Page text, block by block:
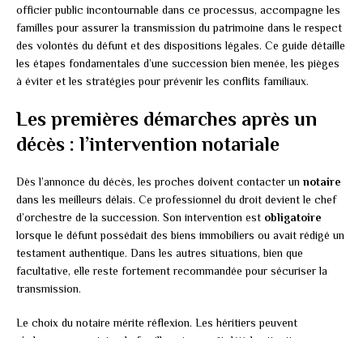
officier public incontournable dans ce processus, accompagne les
familles pour assurer la transmission du patrimoine dans le respect
des volontés du défunt et des dispositions légales. Ce guide détaille
les étapes fondamentales d’une succession bien menée, les pièges
à éviter et les stratégies pour prévenir les conflits familiaux.
Les premières démarches après un
décès : l’intervention notariale
Dès l’annonce du décès, les proches doivent contacter un notaire
dans les meilleurs délais. Ce professionnel du droit devient le chef
d’orchestre de la succession. Son intervention est obligatoire
lorsque le défunt possédait des biens immobiliers ou avait rédigé un
testament authentique. Dans les autres situations, bien que
facultative, elle reste fortement recommandée pour sécuriser la
transmission.
Le choix du notaire mérite réflexion. Les héritiers peuvent